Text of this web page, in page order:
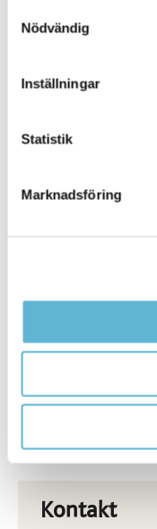
Nödvändig
Inställningar
Statistik
Marknadsföring
Mina sidor
Boverket -
Boverket -
Bygg- och
Öppettider
Blanketter
Kontakt